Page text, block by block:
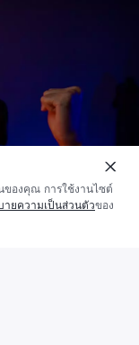
หน่าย
เพิ่ม
ไป
ยัง
ของคุณ การใช้งานไซต์
ายความเป็นส่วนตัวของ